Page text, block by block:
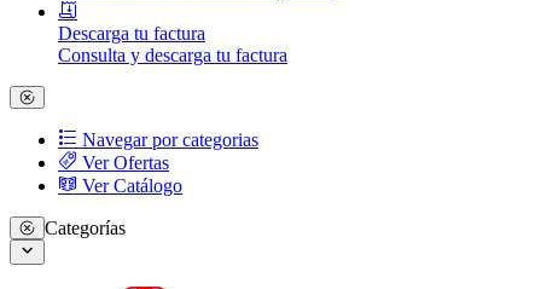
Descarga tu factura
Consulta y descarga tu factura
Navegar por categorias
Ver Ofertas
Ver Catálogo
Categorías